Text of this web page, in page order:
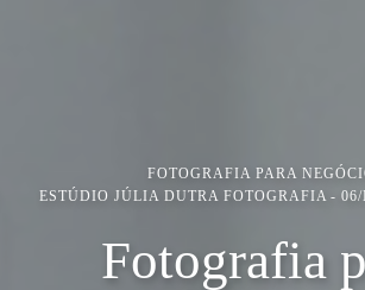
FOTOGRAFIA PARA
ESTÚDIO JÚLIA DUTRA FOTOGRAFIA
Fotografia